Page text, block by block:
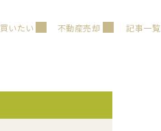
買いたい 不動産売却 記事一覧